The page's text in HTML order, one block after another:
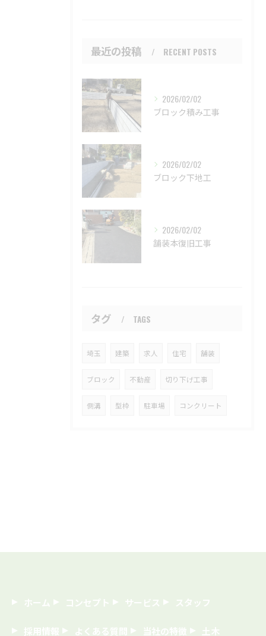
最近の投稿 RECENT POSTS
2026/02/02
ブロック積み工事
2026/02/02
ブロック下地工
2026/02/02
舗装本復旧工事
タグ TAGS
埼玉 建築 求人 住宅 舗装
ブロック 不動産 切り下げ工事
側溝 型枠 駐車場 コンクリート
ホーム コンセプト サービス スタッフ
採用情報 よくある質問 当社の特徴 土木